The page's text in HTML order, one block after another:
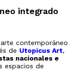
integrado
contemporáneo
de Utopicus Art,
nacionales e
espacios de